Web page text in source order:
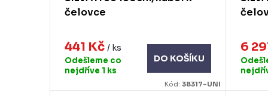
čelovce
441 Kč / ks
Odešleme co
nejdříve 1 ks
DO KOŠÍKU
Kód:38317-UNI
6